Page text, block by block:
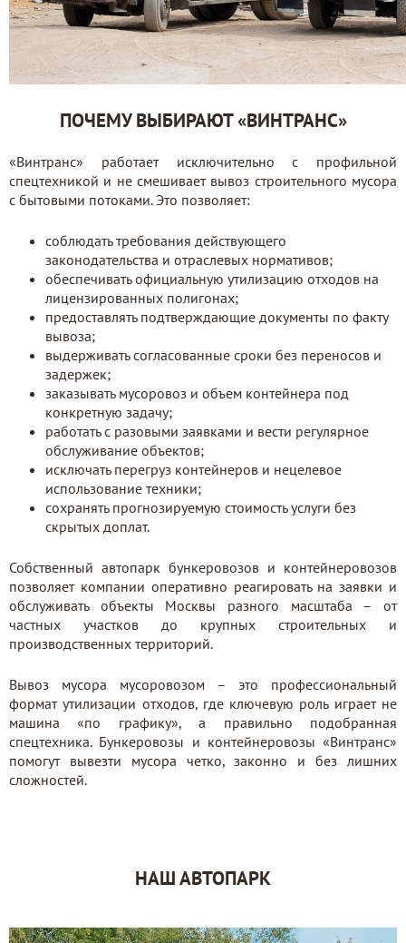
ПОЧЕМУ ВЫБИРАЮТ «ВИНТРАНС»
«Винтранс» работает исключительно с профильной
спецтехникой и не смешивает вывоз строительного мусора
с бытовыми потоками. Это позволяет:
соблюдать требования действующего
законодательства и отраслевых нормативов;
обеспечивать официальную утилизацию отходов на
лицензированных полигонах;
предоставлять подтверждающие документы по факту
вывоза;
выдерживать согласованные сроки без переносов и
задержек;
заказывать мусоровоз и объем контейнера под
конкретную задачу;
работать с разовыми заявками и вести регулярное
обслуживание объектов;
исключать перегруз контейнеров и нецелевое
использование техники;
сохранять прогнозируемую стоимость услуги без
скрытых доплат.
Собственный автопарк бункеровозов и контейнеровозов
позволяет компании оперативно реагировать на заявки и
обслуживать объекты Москвы разного масштаба – от
частных участков до крупных строительных и
производственных территорий.
Вывоз мусора мусоровозом – это профессиональный
формат утилизации отходов, где ключевую роль играет не
машина «по графику», а правильно подобранная
спецтехника. Бункеровозы и контейнеровозы «Винтранс»
помогут вывезти мусора четко, законно и без лишних
сложностей.
НАШ АВТОПАРК